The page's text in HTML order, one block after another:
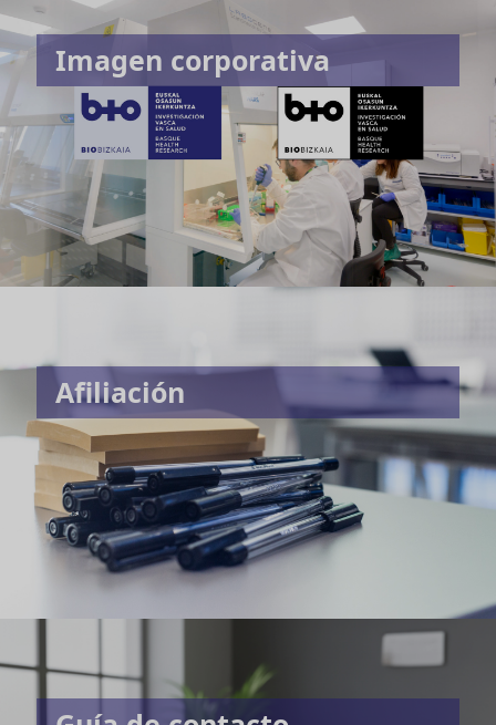
Imagen corporativa
Afiliación